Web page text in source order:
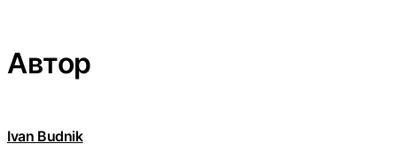
Автор
Ivan Budnik